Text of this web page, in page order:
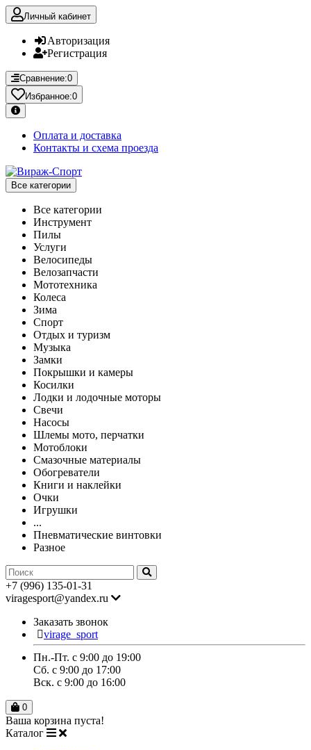
Личный кабинет
Авторизация
Регистрация
Сравнение:0
Избранное:0
Оплата и доставка
Контакты и схема проезда
Все категории
Все категории
Инструмент
Пилы
Услуги
Велосипеды
Велозапчасти
Мототехника
Колеса
Зима
Спорт
Отдых и туризм
Музыка
Замки
Покрышки и камеры
Косилки
Лодки и лодочные моторы
Свечи
Насосы
Шлемы мото, перчатки
Мотоблоки
Смазочные материалы
Обогреватели
Книги и наклейки
Очки
Игрушки
...
Пневматические винтовки
Разное
+7 (996) 135-01-31
viragesport@yandex.ru
Заказать звонок
virage_sport
Пн.-Пт. с 9:00 до 19:00
Сб. с 9:00 до 17:00
Вск. с 9:00 до 16:00
0
Ваша корзина пуста!
Каталог